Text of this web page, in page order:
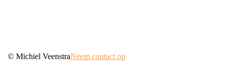
© Michiel VeenstraNeem contact op